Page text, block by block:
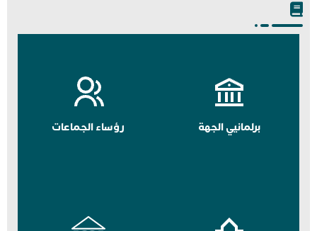
برلمانيي الجهة رؤساء الجماعات